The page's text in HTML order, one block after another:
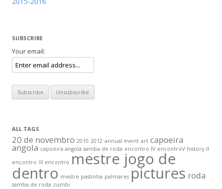
SUBSCRIBE
Your email:
ALL TAGS
20 de novembro 2010 2012 annual event art capoeira
angola capoeira angola samba de roda encontro IV encontroV history II
encontro III encontro mestre jogo de
dentro mestre pastinha palmares pictures roda
samba de roda zumbi